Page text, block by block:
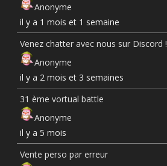
Anonyme
il y a 1 mois et 1 semaine
Venez chatter avec nous sur Discord !
Anonyme
il y a 2 mois et 3 semaines
31 ème vortual battle
Anonyme
il y a 5 mois
Vente perso par erreur